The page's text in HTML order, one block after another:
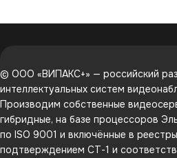
© ООО «ВИПАКС+» — российский
интеллектуальных систем
Производим собственные
гибридные, на базе процессоров
по ISO 9001 и включённые в
подтверждением СТ-1 и